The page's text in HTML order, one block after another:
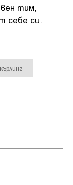
тим,
себе си.